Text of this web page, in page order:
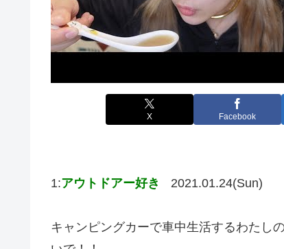
X Facebook
1:アウトドアー好き 2021.01.24(Sun)
キャンピングカーで車中生活するわたし